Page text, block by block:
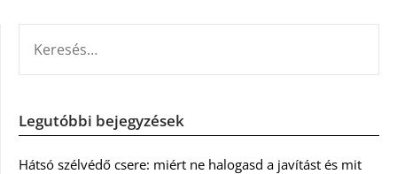
Legutóbbi bejegyzések
Hátsó szélvédő csere: miért ne halogasd a javítást és mit